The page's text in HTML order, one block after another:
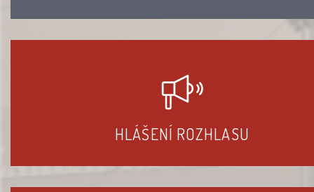
HLÁŠENÍ ROZHLASU